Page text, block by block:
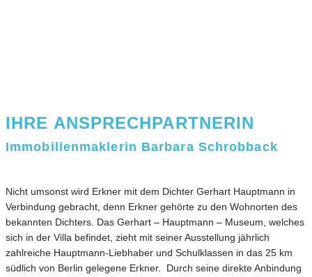
IHRE ANSPRECHPARTNERIN
Immobilienmaklerin Barbara Schrobback
Nicht umsonst wird Erkner mit dem Dichter Gerhart Hauptmann in
Verbindung gebracht, denn Erkner gehörte zu den Wohnorten des
bekannten Dichters. Das Gerhart – Hauptmann – Museum, welches
sich in der Villa befindet, zieht mit seiner Ausstellung jährlich
zahlreiche Hauptmann-Liebhaber und Schulklassen in das 25 km
südlich von Berlin gelegene Erkner. Durch seine direkte Anbindung